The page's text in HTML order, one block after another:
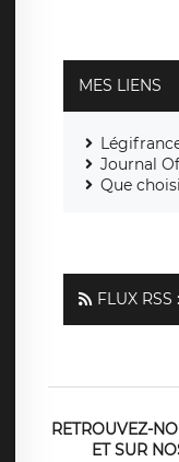
MES LIENS
Journal
Que
FLUX
RETROUVEZ-
ET SUR